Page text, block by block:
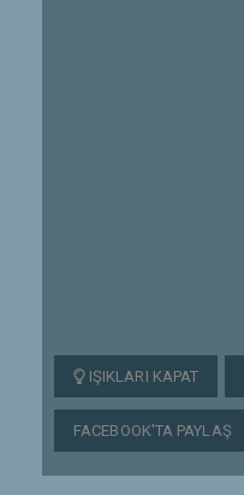
IŞIKLARI KAPAT
FACEBOOK'TA PAYLAŞ